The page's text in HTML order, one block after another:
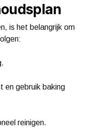
is het belangrijk om
en gebruik baking
reinigen.